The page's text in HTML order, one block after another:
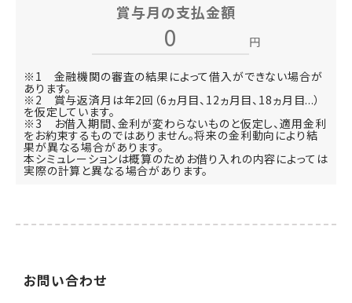
賞与月の支払金額
円
※1 金融機関の審査の結果によって借入ができない場合が
あります。
※2 賞与返済月は年2回（6ヵ月目、12ヵ月目、18ヵ月目...）
を仮定しています。
※3 お借入期間、金利が変わらないものと仮定し、適用金利
をお約束するものではありません。将来の金利動向により結
果が異なる場合があります。
本シミュレーションは概算のためお借り入れの内容によっては
実際の計算と異なる場合があります。
お問い合わせ